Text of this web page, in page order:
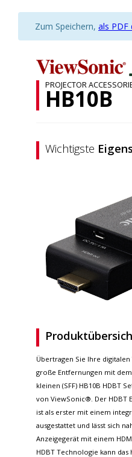
Zum Speichern, als PDF
PROJECTOR
HB10B
Wichtigste
Übertragen Sie Ihre
große Entfernungen mit
kleinen (SFF) HB10B HDBT
von ViewSonic®. Der HDBT
ist als erster mit einem
ausgestattet und lässt sich
Anzeigegerät mit einem
HDBT Technologie kann das